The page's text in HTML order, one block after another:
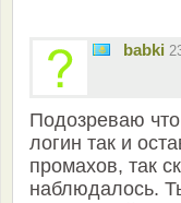
babki
Подозреваю
логин так и
промахов, так
наблюдалось.